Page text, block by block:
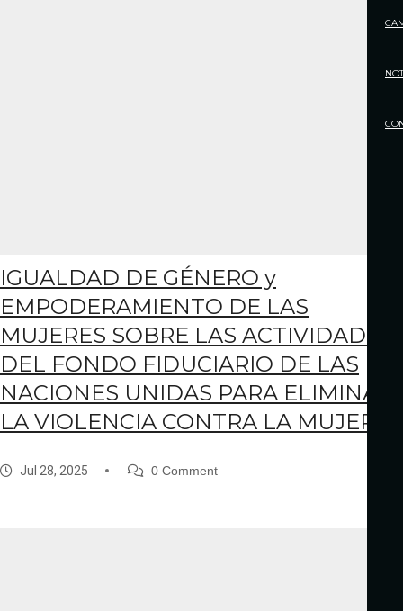
IGUALDAD DE GÉNERO y
EMPODERAMIENTO DE LAS
MUJERES SOBRE LAS ACTIVIDADES
DEL FONDO FIDUCIARIO DE LAS
NACIONES UNIDAS PARA ELIMINAR
LA VIOLENCIA CONTRA LA MUJER
Jul 28, 2025 0 Comment